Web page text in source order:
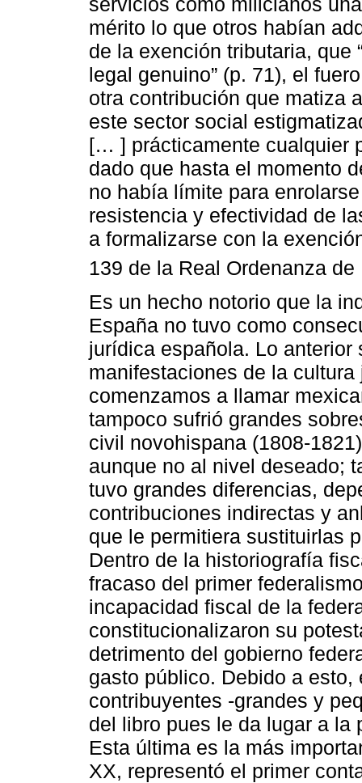
mérito lo que otros habían
de la exención tributaria, que
legal genuino” (p. 71), el
otra contribución que matiza
este sector social
[… ] prácticamente cualquier
dado que hasta el momento
no había límite para
resistencia y efectividad de
a formalizarse con la
139 de la Real Ordenanza
Es un hecho notorio que la
España no tuvo como
jurídica española. Lo
manifestaciones de la
comenzamos a llamar
tampoco sufrió grandes
civil novohispana (1808-
aunque no al nivel deseado;
tuvo grandes diferencias,
contribuciones indirectas y
que le permitiera sustituirlas
Dentro de la historiografía
fracaso del primer
incapacidad fiscal de la
constitucionalizaron su
detrimento del gobierno
gasto público. Debido a
contribuyentes -grandes y
del libro pues le da lugar a
Esta última es la más
XX, representó el primer